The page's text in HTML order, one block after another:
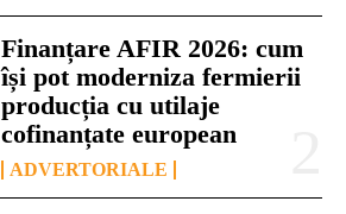
Finanțare AFIR 2026: cum
își pot moderniza fermierii
producția cu utilaje
cofinanțate european
ADVERTORIALE